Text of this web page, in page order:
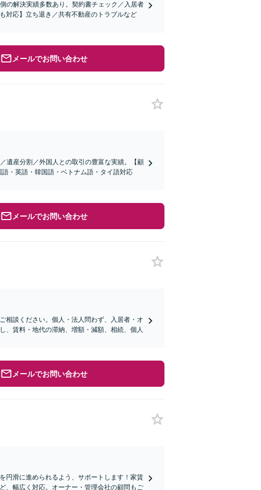
の解決実績多数あり。契約書チェック／入居者
対応】立ち退き／共有不動産のトラブルなど
メールでお問い合わせ
遺産分割／外国人との取引の豊富な実績。【顧
・英語・韓国語・ベトナム語・タイ語対応
メールでお問い合わせ
相談ください。個人・法人問わず、入居者・オ
、賃料・地代の滞納、増額・減額、相続、個人
メールでお問い合わせ
円滑に進められるよう、サポートします！家賃
、幅広く対応。オーナー・管理会社の顧問もご